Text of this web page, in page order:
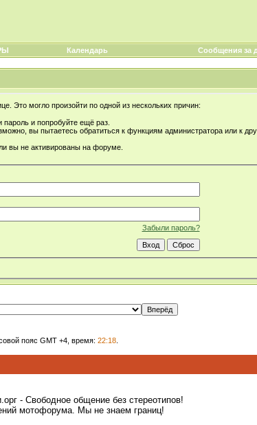
Календарь Сообщения за
Это могло произойти по одной из нескольких причин:
и попробуйте ещё раз.
вы пытаетесь обратиться к функциям администратора или к
вы не активированы на форуме.
Забыли пароль?
пояс GMT +4, время: 22:18.
- Свободное общение без стереотипов!
мотофорума. Мы не знаем границ!